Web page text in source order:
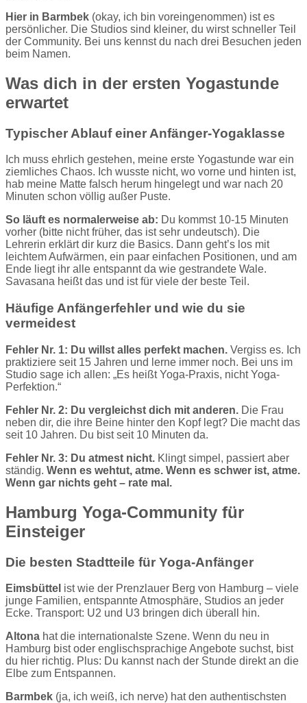
Hier in Barmbek (okay, ich bin voreingenommen) ist es
persönlicher. Die Studios sind kleiner, du wirst schneller Teil
der Community. Bei uns kennst du nach drei Besuchen jeden
beim Namen.
Was dich in der ersten Yogastunde
erwartet
Typischer Ablauf einer Anfänger-Yogaklasse
Ich muss ehrlich gestehen, meine erste Yogastunde war ein
ziemliches Chaos. Ich wusste nicht, wo vorne und hinten ist,
hab meine Matte falsch herum hingelegt und war nach 20
Minuten schon völlig außer Puste.
So läuft es normalerweise ab: Du kommst 10-15 Minuten
vorher (bitte nicht früher, das ist sehr undeutsch). Die
Lehrerin erklärt dir kurz die Basics. Dann geht’s los mit
leichtem Aufwärmen, ein paar einfachen Positionen, und am
Ende liegt ihr alle entspannt da wie gestrandete Wale.
Savasana heißt das und ist für viele der beste Teil.
Häufige Anfängerfehler und wie du sie
vermeidest
Fehler Nr. 1: Du willst alles perfekt machen. Vergiss es. Ich
praktiziere seit 15 Jahren und lerne immer noch. Bei uns im
Studio sage ich allen: „Es heißt Yoga-Praxis, nicht Yoga-
Perfektion.“
Fehler Nr. 2: Du vergleichst dich mit anderen. Die Frau
neben dir, die ihre Beine hinter den Kopf legt? Die macht das
seit 10 Jahren. Du bist seit 10 Minuten da.
Fehler Nr. 3: Du atmest nicht. Klingt simpel, passiert aber
ständig. Wenn es wehtut, atme. Wenn es schwer ist, atme.
Wenn gar nichts geht – rate mal.
Hamburg Yoga-Community für
Einsteiger
Die besten Stadtteile für Yoga-Anfänger
Eimsbüttel ist wie der Prenzlauer Berg von Hamburg – viele
junge Familien, entspannte Atmosphäre, Studios an jeder
Ecke. Transport: U2 und U3 bringen dich überall hin.
Altona hat die internationalste Szene. Wenn du neu in
Hamburg bist oder englischsprachige Angebote suchst, bist
du hier richtig. Plus: Du kannst nach der Stunde direkt an die
Elbe zum Entspannen.
Barmbek (ja, ich weiß, ich nerve) hat den authentischsten